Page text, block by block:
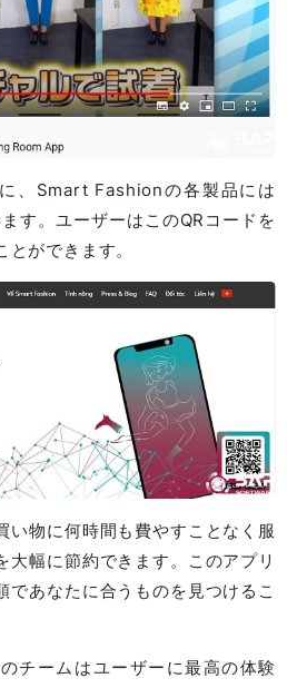
、Smart Fashionの各製品には
す。ユーザーはこのQRコードを
ができます。
い物に何時間も費やすことなく服
大幅に節約できます。このアプリ
であなたに合うものを見つけるこ
チームはユーザーに最高の体験